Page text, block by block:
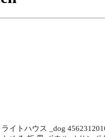
イトハウス _dog